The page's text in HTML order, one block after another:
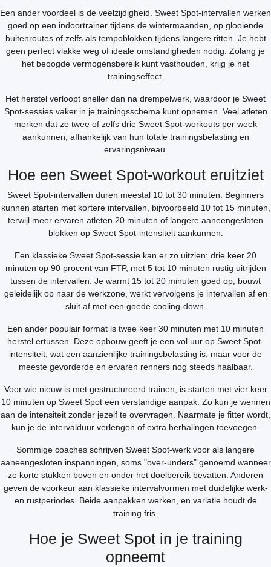
Een ander voordeel is de veelzijdigheid. Sweet Spot-intervallen werken
goed op een indoortrainer tijdens de wintermaanden, op glooiende
buitenroutes of zelfs als tempoblokken tijdens langere ritten. Je hebt
geen perfect vlakke weg of ideale omstandigheden nodig. Zolang je
het beoogde vermogensbereik kunt vasthouden, krijg je het
trainingseffect.
Het herstel verloopt sneller dan na drempelwerk, waardoor je Sweet
Spot-sessies vaker in je trainingsschema kunt opnemen. Veel atleten
merken dat ze twee of zelfs drie Sweet Spot-workouts per week
aankunnen, afhankelijk van hun totale trainingsbelasting en
ervaringsniveau.
Hoe een Sweet Spot-workout eruitziet
Sweet Spot-intervallen duren meestal 10 tot 30 minuten. Beginners
kunnen starten met kortere intervallen, bijvoorbeeld 10 tot 15 minuten,
terwijl meer ervaren atleten 20 minuten of langere aaneengesloten
blokken op Sweet Spot-intensiteit aankunnen.
Een klassieke Sweet Spot-sessie kan er zo uitzien: drie keer 20
minuten op 90 procent van FTP, met 5 tot 10 minuten rustig uitrijden
tussen de intervallen. Je warmt 15 tot 20 minuten goed op, bouwt
geleidelijk op naar de werkzone, werkt vervolgens je intervallen af en
sluit af met een goede cooling-down.
Een ander populair format is twee keer 30 minuten met 10 minuten
herstel ertussen. Deze opbouw geeft je een vol uur op Sweet Spot-
intensiteit, wat een aanzienlijke trainingsbelasting is, maar voor de
meeste gevorderde en ervaren renners nog steeds haalbaar.
Voor wie nieuw is met gestructureerd trainen, is starten met vier keer
10 minuten op Sweet Spot een verstandige aanpak. Zo kun je wennen
aan de intensiteit zonder jezelf te overvragen. Naarmate je fitter wordt,
kun je de intervalduur verlengen of extra herhalingen toevoegen.
Sommige coaches schrijven Sweet Spot-werk voor als langere
aaneengesloten inspanningen, soms "over-unders" genoemd wanneer
ze korte stukken boven en onder het doelbereik bevatten. Anderen
geven de voorkeur aan klassieke intervalvormen met duidelijke werk-
en rustperiodes. Beide aanpakken werken, en variatie houdt de
training fris.
Hoe je Sweet Spot in je training
opneemt